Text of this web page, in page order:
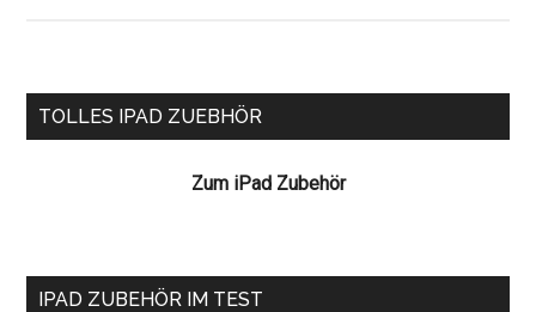
+
Seitenspalte
TOLLES IPAD ZUEBHÖR
Zum iPad Zubehör
IPAD ZUBEHÖR IM TEST